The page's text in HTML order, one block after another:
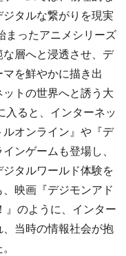
タルな繋がりを現実
まったアニメシリーズ
層へと浸透させ、デ
を鮮やかに描き出
トの世界へと誘う大
入ると、インターネッ
オンライン』や『デ
ンゲームも登場し、
タルワールド体験を
映画『デジモンアド
』のように、インター
当時の情報社会が抱